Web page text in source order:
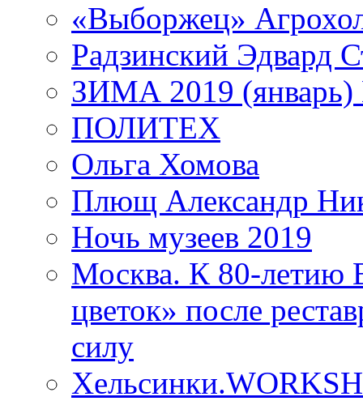
«Выборжец»
Радзинский Эдвард
ЗИМА 2019 (январь)
ПОЛИТЕХ
Ольга Хомова
Плющ Александр
Ночь музеев 2019
Москва. К 80-
цветок» после
силу